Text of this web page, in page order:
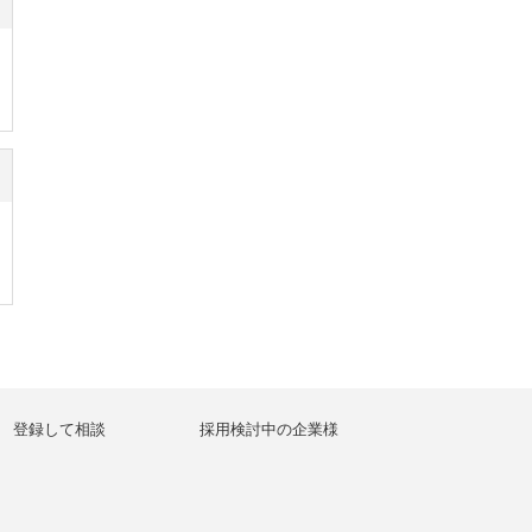
登録して相談 採用検討中の企業様